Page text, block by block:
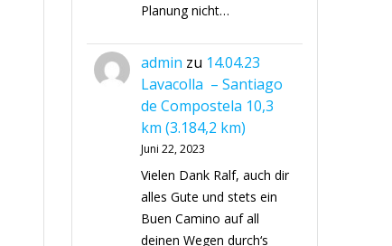
Planung nicht…
admin zu 14.04.23
Lavacolla – Santiago
de Compostela 10,3
km (3.184,2 km)
Juni 22, 2023
Vielen Dank Ralf, auch dir
alles Gute und stets ein
Buen Camino auf all
deinen Wegen durch‘s